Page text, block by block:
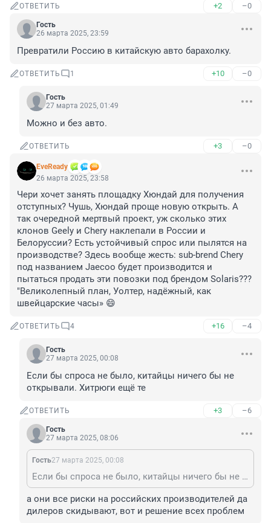
ОТВЕТИТЬ +2 –0
Гость
26 марта 2025, 23:59
Превратили Россию в китайскую авто барахолку.
ОТВЕТИТЬ 1 +10 –0
Гость
27 марта 2025, 01:49
Можно и без авто.
ОТВЕТИТЬ +3 –0
EveReady
26 марта 2025, 23:58
Чери хочет занять площадку Хюндай для получения
отступных? Чушь, Хюндай проще новую открыть. А
так очередной мертвый проект, уж сколько этих
клонов Geely и Chery наклепали в России и
Белоруссии? Есть устойчивый спрос или пылятся на
производстве? Здесь вообще жесть: sub-brend Chery
под названием Jaecoo будет производится и
пытаться продать эти повозки под брендом Solaris???
"Великолепный план, Уолтер, надёжный, как
швейцарские часы» 😄
ОТВЕТИТЬ 4 +16 –4
Гость
27 марта 2025, 00:08
Если бы спроса не было, китайцы ничего бы не
открывали. Хитрюги ещё те
ОТВЕТИТЬ +3 –6
Гость
27 марта 2025, 08:06
Гость27 марта 2025, 00:08
Если бы спроса не было, китайцы ничего бы не открывали. Хитрюги ещё те
а они все риски на российских производителей да
дилеров скидывают, вот и решение всех проблем